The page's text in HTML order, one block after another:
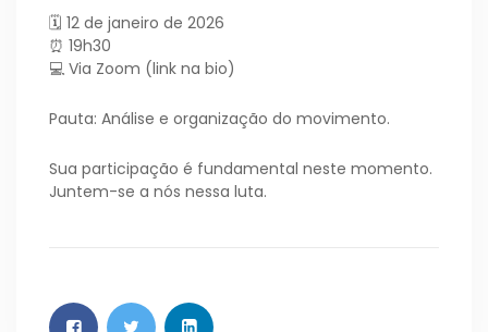
🗓 12 de janeiro de 2026
⏰ 19h30
💻 Via Zoom (link na bio)
Pauta: Análise e organização do movimento.
Sua participação é fundamental neste momento.
Juntem-se a nós nessa luta.